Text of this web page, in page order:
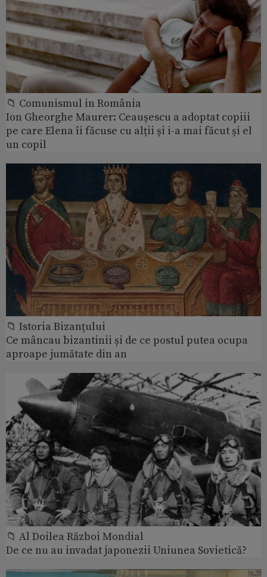
📁 Comunismul in România
Ion Gheorghe Maurer: Ceaușescu a adoptat copiii
pe care Elena îi făcuse cu alții și i-a mai făcut și el
un copil
📁 Istoria Bizanțului
Ce mâncau bizantinii și de ce postul putea ocupa
aproape jumătate din an
📁 Al Doilea Război Mondial
De ce nu au invadat japonezii Uniunea Sovietică?